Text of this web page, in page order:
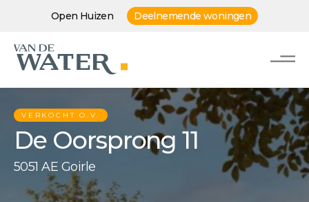
Open Huizen Deelnemende woningen
VERKOCHT O.V.
De Oorsprong 11
5051 AE Goirle